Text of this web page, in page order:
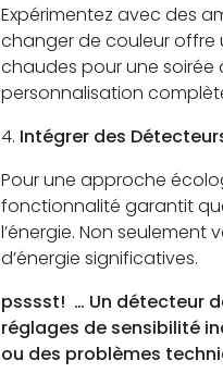
Expérimentez avec des
changer de couleur offre
chaudes pour une soirée
personnalisation
4. Intégrer des
Pour une approche
fonctionnalité garantit
l’énergie. Non
d’énergie significatives.
psssst! … Un détecteur
réglages de sensibilité
ou des problèmes